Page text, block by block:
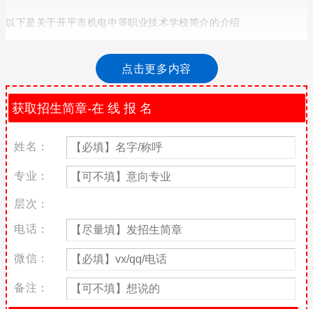
以下是关于开平市机电中等职业技术学校简介的介绍
落于开平市蚬冈镇锦江河畔，是一所农村中学。1991年应全市教育
发展需要改为职业学校；2002年易名为开平市机电中等职业技术学
校。学校2003年被评为“广东省重点中等职业学校”；2006年10月
被评为国家级重点中等职业学校； 2011年通过广东省示范性中等
职业学校评估，2014年8月通过国家中等职业教育改革发展示范学
校验收。现为国家职业技能鉴定所、江门市农村青年职业技能培训
基地、开平市中级汽车维修专业技能培训部、开平市技能型人才培
养基地、开平市蚬冈镇成人教育中心。
学校现有两个校区，开设有数控技术应用、汽车运用与维修、电气
运用与控制、财会等十四个专业，其中数控技术应用专业、汽车运
用与维修专业为省重点建设专业。学校配备有完善的校园网、广播
系统、实操监控系统、多媒体电教室等先进的设备设施，有藏书7.8
万多册的图书馆，体育设施、医疗设施齐备，校园环境优美。
近年来，学校不断完善校内实训基地，提高实训水平，学校与企业
共同改造、完善、扩建了4个实训基地39多个实训场室的实训建
设，新增设备总值近1000万元。
点击更多内容
姓名：
专业：
层次：
电话：
微信：
备注：